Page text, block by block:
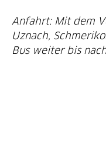
Anfahrt: Mit dem
Uznach,
Bus weiter bis